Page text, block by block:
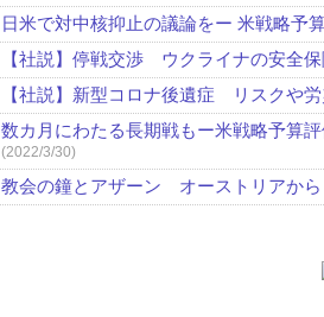
日米で対中核抑止の議論をー 米戦略予
【社説】停戦交渉 ウクライナの安全
【社説】新型コロナ後遺症 リスクや
数カ月にわたる長期戦もー米戦略予算
(2022/3/30)
教会の鐘とアザーン オーストリアから